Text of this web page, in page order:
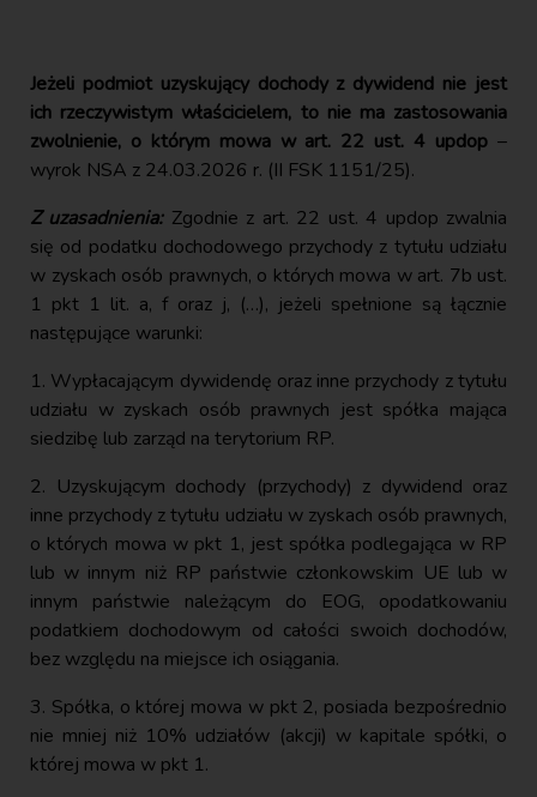
Jeżeli podmiot uzyskujący dochody z dywidend nie jest
ich rzeczywistym właścicielem, to nie ma zastosowania
zwolnienie, o którym mowa w art. 22 ust. 4 updop –
wyrok NSA z 24.03.2026 r. (II FSK 1151/25).
Z uzasadnienia:Zgodnie z art. 22 ust. 4 updop zwalnia
się od podatku dochodowego przychody z tytułu udziału
w zyskach osób prawnych, o których mowa w art. 7b ust.
1 pkt 1 lit. a, f oraz j, (…), jeżeli spełnione są łącznie
następujące warunki:
1. Wypłacającym dywidendę oraz inne przychody z tytułu
udziału w zyskach osób prawnych jest spółka mająca
siedzibę lub zarząd na terytorium RP.
2. Uzyskującym dochody (przychody) z dywidend oraz
inne przychody z tytułu udziału w zyskach osób prawnych,
o których mowa w pkt 1, jest spółka podlegająca w RP
lub w innym niż RP państwie członkowskim UE lub w
innym państwie należącym do EOG, opodatkowaniu
podatkiem dochodowym od całości swoich dochodów,
bez względu na miejsce ich osiągania.
3. Spółka, o której mowa w pkt 2, posiada bezpośrednio
nie mniej niż 10% udziałów (akcji) w kapitale spółki, o
której mowa w pkt 1.